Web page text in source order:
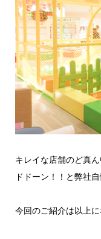
キレイな店舗のど真
ドドーン！！と弊社
今回のご紹介は以上に